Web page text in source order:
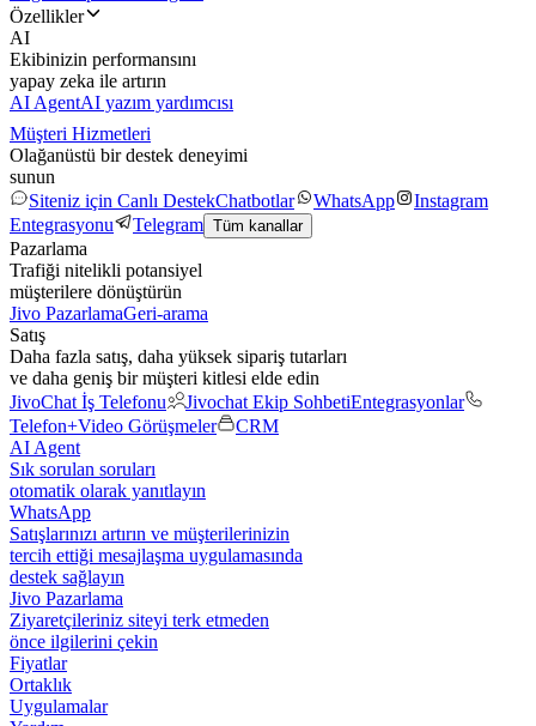
Özellikler
AI
Ekibinizin performansını
yapay zeka ile artırın
AI AgentAI yazım yardımcısı
Müşteri Hizmetleri
Olağanüstü bir destek deneyimi
sunun
Siteniz için Canlı DestekChatbotlar WhatsApp
Instagram
Entegrasyonu
Telegram Tüm kanallar
Pazarlama
Trafiği nitelikli potansiyel
müşterilere dönüştürün
Jivo PazarlamaGeri-arama
Satış
Daha fazla satış, daha yüksek sipariş tutarları
ve daha geniş bir müşteri kitlesi elde edin
JivoChat İş Telefonu
Jivochat Ekip SohbetiEntegrasyonlar
Telefon+Video Görüşmeler
CRM
AI Agent
Sık sorulan soruları
otomatik olarak yanıtlayın
WhatsApp
Satışlarınızı artırın ve müşterilerinizin
tercih ettiği mesajlaşma uygulamasında
destek sağlayın
Jivo Pazarlama
Ziyaretçileriniz siteyi terk etmeden
önce ilgilerini çekin
Fiyatlar
Ortaklık
Uygulamalar